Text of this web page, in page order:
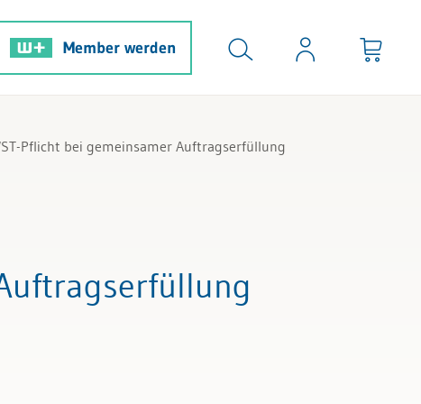
Member werden
Pflicht bei gemeinsamer Auftragserfüllung